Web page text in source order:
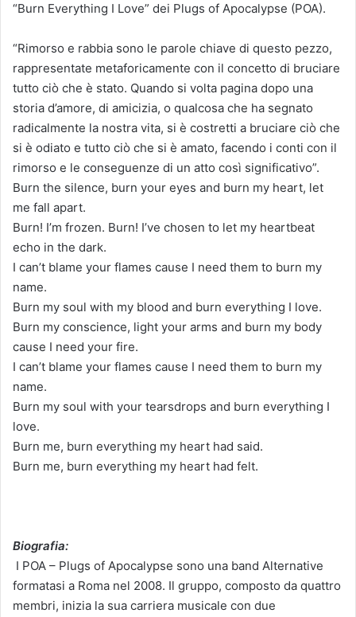
“Burn Everything I Love” dei Plugs of Apocalypse (POA).
“Rimorso e rabbia sono le parole chiave di questo pezzo,
rappresentate metaforicamente con il concetto di bruciare
tutto ciò che è stato. Quando si volta pagina dopo una
storia d’amore, di amicizia, o qualcosa che ha segnato
radicalmente la nostra vita, si è costretti a bruciare ciò che
si è odiato e tutto ciò che si è amato, facendo i conti con il
rimorso e le conseguenze di un atto così significativo”.
Burn the silence, burn your eyes and burn my heart, let
me fall apart.
Burn! I’m frozen. Burn! I’ve chosen to let my heartbeat
echo in the dark.
I can’t blame your flames cause I need them to burn my
name.
Burn my soul with my blood and burn everything I love.
Burn my conscience, light your arms and burn my body
cause I need your fire.
I can’t blame your flames cause I need them to burn my
name.
Burn my soul with your tearsdrops and burn everything I
love.
Burn me, burn everything my heart had said.
Burn me, burn everything my heart had felt.
Biografia:
I POA – Plugs of Apocalypse sono una band Alternative
formatasi a Roma nel 2008. Il gruppo, composto da quattro
membri, inizia la sua carriera musicale con due